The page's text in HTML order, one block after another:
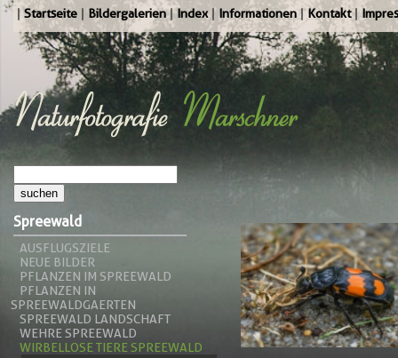
Startseite Bildergalerien Index Informationen Kontakt
Spreewald
AUSFLUGSZIELE
NEUE BILDER
PFLANZEN IM SPREEWALD
PFLANZEN IN
SPREEWALDGAERTEN
SPREEWALD LANDSCHAFT
WEHRE SPREEWALD
WIRBELLOSE TIERE SPREEWALD